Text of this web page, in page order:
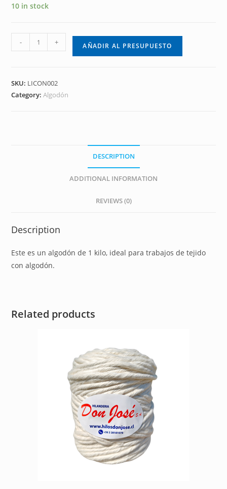
10 in stock
- + AÑADIR AL PRESUPUESTO
SKU: LICON002
Category:Algodón
DESCRIPTION
ADDITIONAL INFORMATION
REVIEWS (0)
Description
Este es un algodón de 1 kilo, ideal para trabajos de tejido
con algodón.
Related products